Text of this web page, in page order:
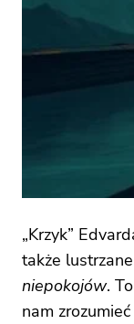
„Krzyk”
także
niepokojów. To
nam